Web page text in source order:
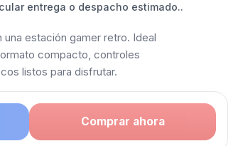
entrega o despacho estimado..
estación gamer retro. Ideal
compacto, controles
listos para disfrutar.
Comprar ahora